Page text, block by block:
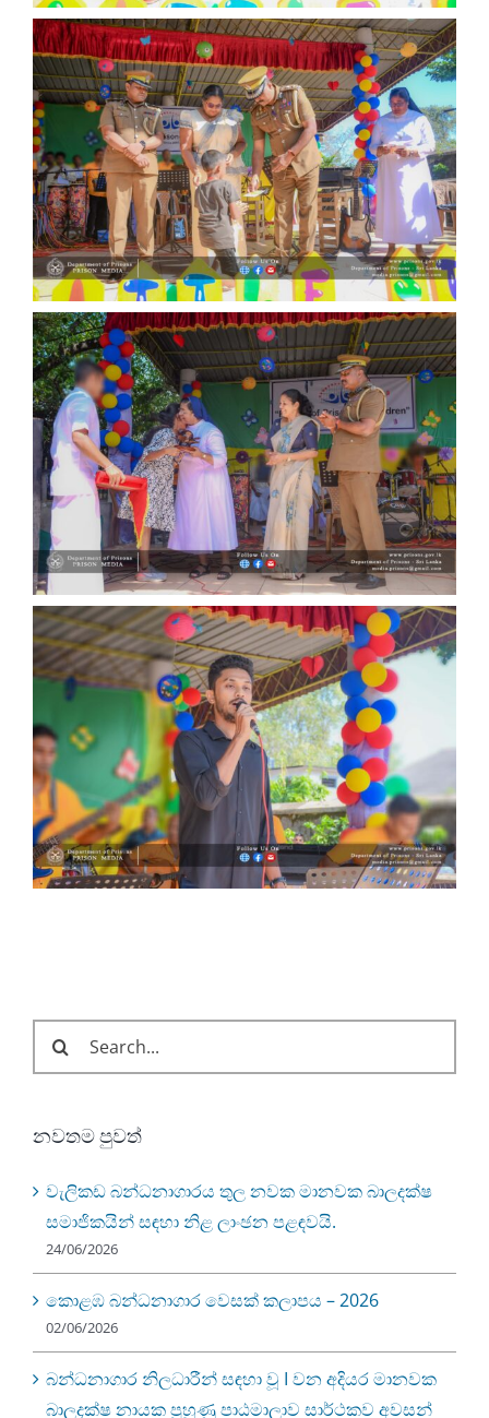
Search
නවතම පුවත්
වැලිකඩ බන්ධනාගාරය තුල නවක මානවක බාලදක්ෂ
සමාජිකයින් සඳහා නිළ ලාංඡන පළඳවයි.
24/06/2026
කොළඹ බන්ධනාගාර වෙසක් කලාපය – 2026
02/06/2026
බන්ධනාගාර නිලධාරීන් සඳහා වූ I වන අදියර මානවක
බාලදක්ෂ නායක පුහුණු පාඨමාලාව සාර්ථකව අවසන්